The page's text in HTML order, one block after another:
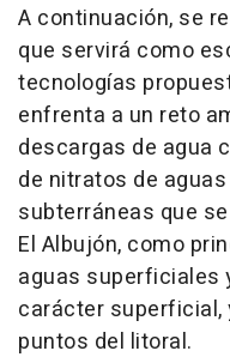
A continuación, se
que servirá como
tecnologías
enfrenta a un reto
descargas de agua
de nitratos de
subterráneas que
El Albujón, como
aguas superficiales
carácter superficial,
puntos del litoral.